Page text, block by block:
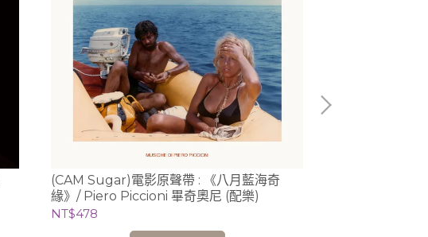
(CAM Sugar)電影原聲帶 : 《八月藍海奇
緣》/ Piero Piccioni 畢奇奧尼 (配樂)
NT$478